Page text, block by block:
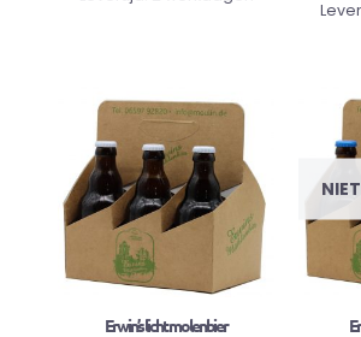
Erwin’s licht molenbier